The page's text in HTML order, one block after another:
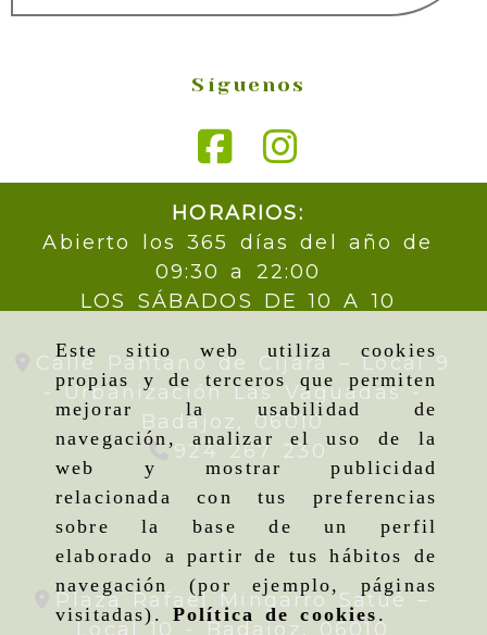
Este sitio web utiliza cookies
propias y de terceros que permiten
mejorar la usabilidad de
navegación, analizar el uso de la
web y mostrar publicidad
relacionada con tus preferencias
sobre la base de un perfil
elaborado a partir de tus hábitos de
navegación (por ejemplo, páginas
visitadas). Política de cookies .
Síguenos
HORARIOS:
Abierto los 365 días del año de
09:30 a 22:00
LOS SÁBADOS DE 10 A 10
Calle Pantano de Cijara – Local 9
- Urbanización Las Vaguadas -
Badajoz, 06010
924 267 230
Plaza Rafael Mingarro Satué –
Local 10 -Badajoz,06010